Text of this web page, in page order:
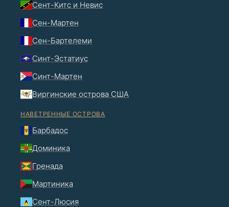
Сент-Китс и Невис
Сен-Мартен
Сен-Бартелеми
Синт-Эстатиус
Синт-Мартен
Виргинские острова США
НАВЕТРЕННЫЕ ОСТРОВА
Барбадос
Доминика
Гренада
Мартиника
Сент-Люсия